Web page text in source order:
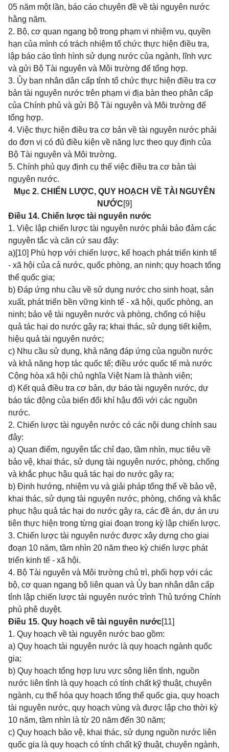
05 năm một lần, báo cáo chuyên đề về tài nguyên nước
hằng năm.
2. Bộ, cơ quan ngang bộ trong phạm vi nhiệm vụ, quyền
hạn của mình có trách nhiệm tổ chức thực hiện điều tra,
lập báo cáo tình hình sử dụng nước của ngành, lĩnh vực
và gửi Bộ Tài nguyên và Môi trường để tổng hợp.
3. Ủy ban nhân dân cấp tỉnh tổ chức thực hiện điều tra cơ
bản tài nguyên nước trên phạm vi địa bàn theo phân cấp
của Chính phủ và gửi Bộ Tài nguyên và Môi trường để
tổng hợp.
4. Việc thực hiện điều tra cơ bản về tài nguyên nước phải
do đơn vị có đủ điều kiện về năng lực theo quy định của
Bộ Tài nguyên và Môi trường.
5. Chính phủ quy định cụ thể việc điều tra cơ bản tài
nguyên nước.
Mục 2. CHIẾN LƯỢC, QUY HOẠCH VỀ TÀI NGUYÊN
NƯỚC[9]
Điều 14. Chiến lược tài nguyên nước
1. Việc lập chiến lược tài nguyên nước phải bảo đảm các
nguyên tắc và căn cứ sau đây:
a)[10] Phù hợp với chiến lược, kế hoạch phát triển kinh tế
- xã hội của cả nước, quốc phòng, an ninh; quy hoạch tổng
thể quốc gia;
b) Đáp ứng nhu cầu về sử dụng nước cho sinh hoạt, sản
xuất, phát triển bền vững kinh tế - xã hội, quốc phòng, an
ninh; bảo vệ tài nguyên nước và phòng, chống có hiệu
quả tác hại do nước gây ra; khai thác, sử dụng tiết kiệm,
hiệu quả tài nguyên nước;
c) Nhu cầu sử dụng, khả năng đáp ứng của nguồn nước
và khả năng hợp tác quốc tế; điều ước quốc tế mà nước
Cộng hòa xã hội chủ nghĩa Việt Nam là thành viên;
d) Kết quả điều tra cơ bản, dự báo tài nguyên nước, dự
báo tác động của biến đổi khí hậu đối với các nguồn
nước.
2. Chiến lược tài nguyên nước có các nội dung chính sau
đây:
a) Quan điểm, nguyên tắc chỉ đạo, tầm nhìn, mục tiêu về
bảo vệ, khai thác, sử dụng tài nguyên nước, phòng, chống
và khắc phục hậu quả tác hại do nước gây ra;
b) Định hướng, nhiệm vụ và giải pháp tổng thể về bảo vệ,
khai thác, sử dụng tài nguyên nước, phòng, chống và khắc
phục hậu quả tác hại do nước gây ra, các đề án, dự án ưu
tiên thực hiện trong từng giai đoạn trong kỳ lập chiến lược.
3. Chiến lược tài nguyên nước được xây dựng cho giai
đoạn 10 năm, tầm nhìn 20 năm theo kỳ chiến lược phát
triển kinh tế - xã hội.
4. Bộ Tài nguyên và Môi trường chủ trì, phối hợp với các
bộ, cơ quan ngang bộ liên quan và Ủy ban nhân dân cấp
tỉnh lập chiến lược tài nguyên nước trình Thủ tướng Chính
phủ phê duyệt.
Điều 15. Quy hoạch về tài nguyên nước[11]
1. Quy hoạch về tài nguyên nước bao gồm:
a) Quy hoạch tài nguyên nước là quy hoạch ngành quốc
gia;
b) Quy hoạch tổng hợp lưu vực sông liên tỉnh, nguồn
nước liên tỉnh là quy hoạch có tính chất kỹ thuật, chuyên
ngành, cụ thể hóa quy hoạch tổng thể quốc gia, quy hoạch
tài nguyên nước, quy hoạch vùng và được lập cho thời kỳ
10 năm, tầm nhìn là từ 20 năm đến 30 năm;
c) Quy hoạch bảo vệ, khai thác, sử dụng nguồn nước liên
quốc gia là quy hoạch có tính chất kỹ thuật, chuyên ngành,